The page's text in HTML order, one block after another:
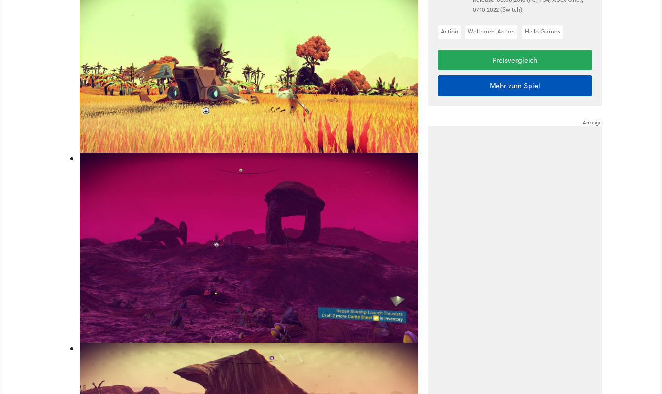
07.10.2022 (Switch)
Action Weltraum-Action Hello Games
Preisvergleich
Mehr zum Spiel